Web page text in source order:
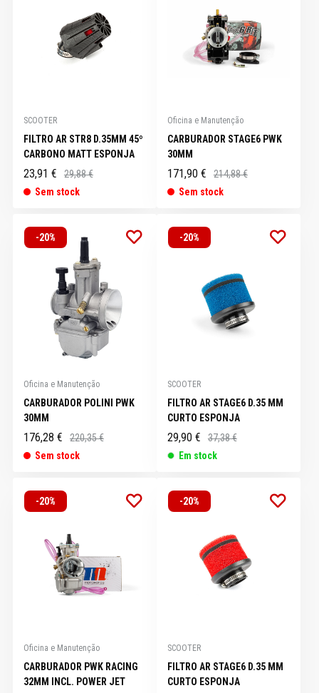
SCOOTER
FILTRO AR STR8 D.35MM 45º
CARBONO MATT ESPONJA
23,91 €
29,88 €
Sem stock
Oficina e Manutenção
CARBURADOR STAGE6 PWK
30MM
171,90 €
214,88 €
Sem stock
-20%
Oficina e Manutenção
CARBURADOR POLINI PWK
30MM
176,28 €
220,35 €
Sem stock
-20%
SCOOTER
FILTRO AR STAGE6 D.35 MM
CURTO ESPONJA
29,90 €
37,38 €
Em stock
-20%
Oficina e Manutenção
CARBURADOR PWK RACING
32MM INCL. POWER JET
-20%
SCOOTER
FILTRO AR STAGE6 D.35 MM
CURTO ESPONJA